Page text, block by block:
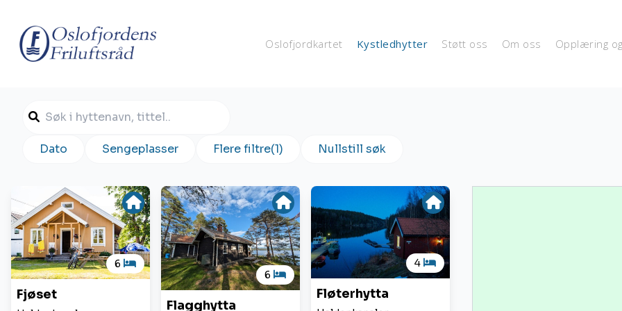
Oslofjordkartet Kystledhytter Støtt oss Om oss Opplæring
Dato Sengeplasser Flere filtre(1) Nullstill søk
6
Fjøset
6
Flagghytta
4
Fløterhytta